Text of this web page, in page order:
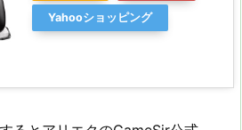
Yahooショッピング